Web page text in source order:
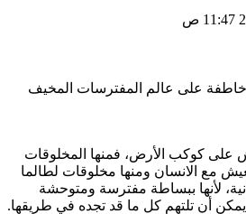
على كوكب الأرض، فمنها المخلوقات
مع الانسان ومنها مخلوقات لطالما
لأنها ببساطة مفترسة ومتوحشة
يمكن أن تلتهم كل ما قد تجده في طريقها.